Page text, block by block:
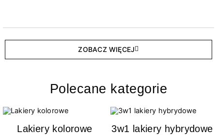
ZOBACZ WIĘCEJ
Polecane kategorie
Lakiery kolorowe 3w1 lakiery hybrydowe